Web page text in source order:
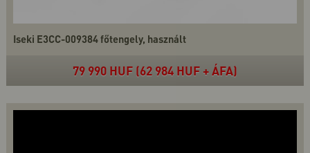
Iseki E3CC-009384 főtengely, használt
79 990 HUF (62 984 HUF + ÁFA)